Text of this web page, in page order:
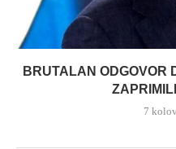
BRUTALAN ODGOVOR
7